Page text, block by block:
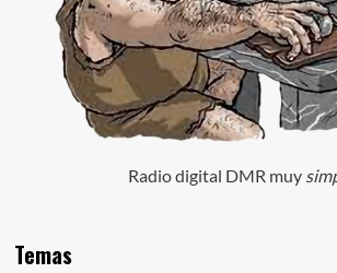
Radio digital DMR muy
Temas